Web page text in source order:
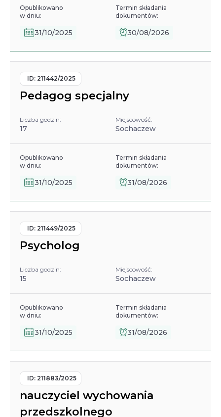
Opublikowano
w dniu:
31/10/2025
Termin składania
dokumentów:
30/08/2026
ID: 211442/2025
Pedagog specjalny
Liczba godzin:
17
Miejscowość:
Sochaczew
Opublikowano
w dniu:
31/10/2025
Termin składania
dokumentów:
31/08/2026
ID: 211449/2025
Psycholog
Liczba godzin:
15
Miejscowość:
Sochaczew
Opublikowano
w dniu:
31/10/2025
Termin składania
dokumentów:
31/08/2026
ID: 211883/2025
nauczyciel wychowania
przedszkolnego